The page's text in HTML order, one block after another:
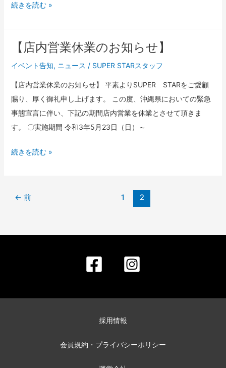
続きを読む »
【店内営業休業のお知らせ】
イベント告知, ニュース / SUPER STARスタッフ
【店内営業休業のお知らせ】 平素よりSUPER STARをご愛顧
賜り、厚く御礼申し上げます。 この度、沖縄県においての緊急
事態宣言に伴い、下記の期間店内営業を休業とさせて頂きま
す。 〇実施期間 令和3年5月23日（日）～
【店
業
休
業
の
続きを読む »
← 前 1 2
採用情報
会員規約・プライバシーポリシー